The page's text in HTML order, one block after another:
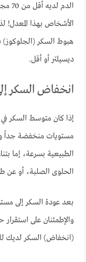
الأشخاص بهذا المعدل!
ديسيلتر أو أقل.
انخفاض السكر إلى
مستويات منخفضة جداً
الطبيعية بسرعة، إما
الحلوى الصلبة، أو عن
والإطمئنان على
(انخفاض) السكر لديك